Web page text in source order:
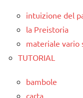
intuizione del
la Preistoria
materiale vario
TUTORIAL
bambole
carta